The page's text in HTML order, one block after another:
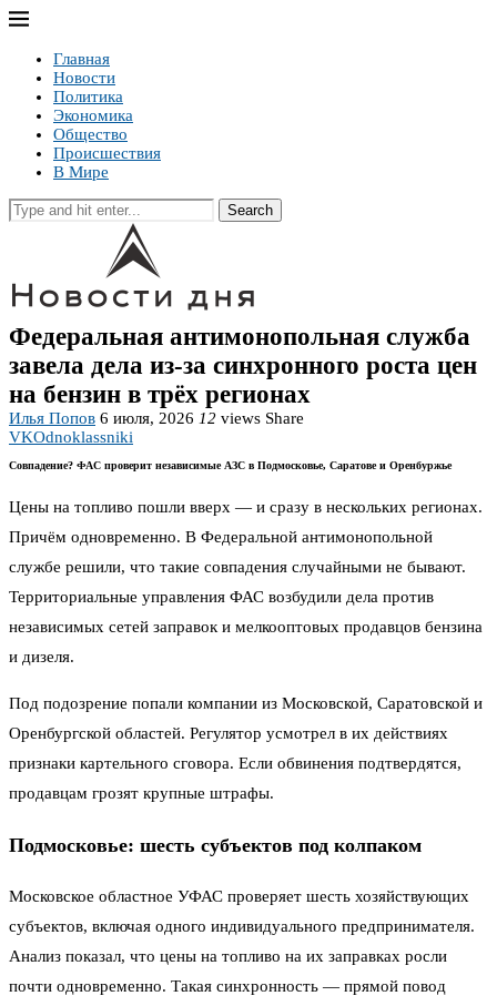
Главная
Новости
Политика
Экономика
Общество
Происшествия
В Мире
Search
Федеральная антимонопольная служба
завела дела из-за синхронного роста цен
на бензин в трёх регионах
Илья Попов 6 июля, 2026 12 views Share
VKOdnoklassniki
Совпадение? ФАС проверит независимые АЗС в Подмосковье, Саратове и Оренбуржье
Цены на топливо пошли вверх — и сразу в нескольких регионах.
Причём одновременно. В Федеральной антимонопольной
службе решили, что такие совпадения случайными не бывают.
Территориальные управления ФАС возбудили дела против
независимых сетей заправок и мелкооптовых продавцов бензина
и дизеля.
Под подозрение попали компании из Московской, Саратовской и
Оренбургской областей. Регулятор усмотрел в их действиях
признаки картельного сговора. Если обвинения подтвердятся,
продавцам грозят крупные штрафы.
Подмосковье: шесть субъектов под колпаком
Московское областное УФАС проверяет шесть хозяйствующих
субъектов, включая одного индивидуального предпринимателя.
Анализ показал, что цены на топливо на их заправках росли
почти одновременно. Такая синхронность — прямой повод